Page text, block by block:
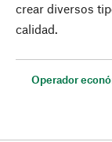
crear diversos
calidad.
Operador